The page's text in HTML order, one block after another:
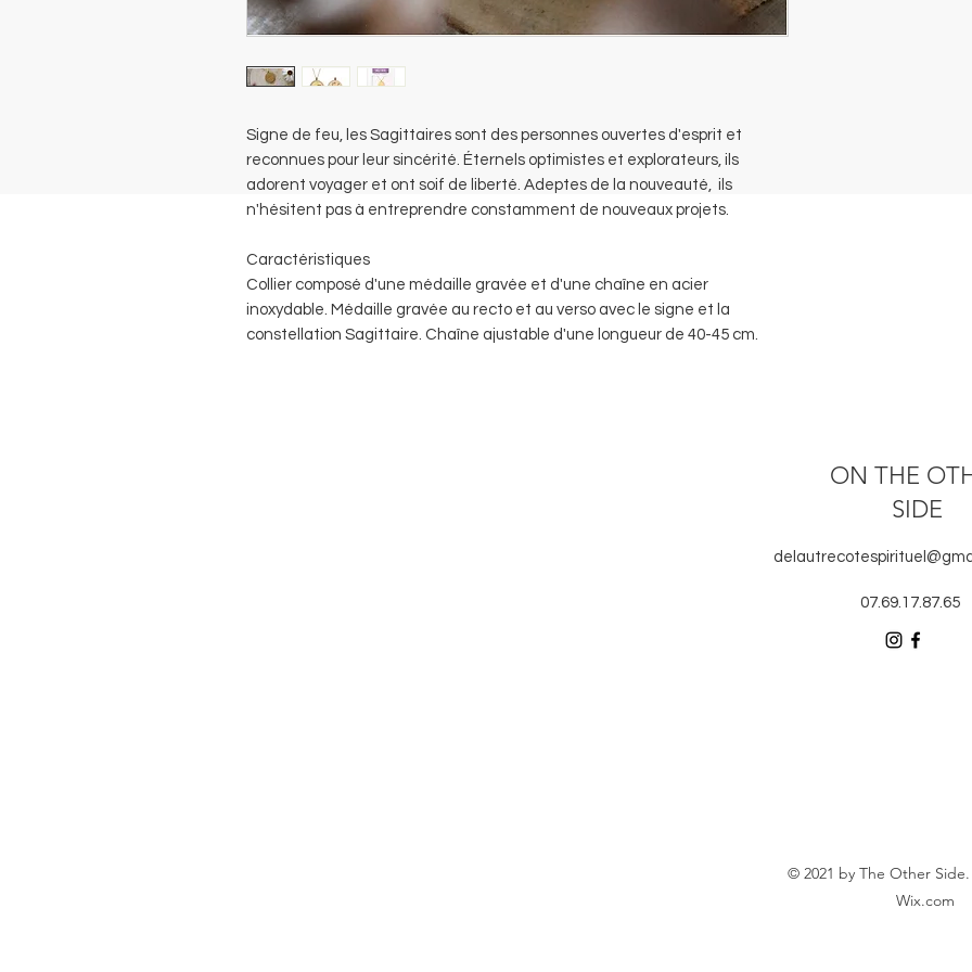
Signe de feu, les Sagittaires sont des personnes ouvertes d'esprit et
reconnues pour leur sincérité. Éternels optimistes et explorateurs, ils
adorent voyager et ont soif de liberté. Adeptes de la nouveauté, ils
n'hésitent pas à entreprendre constamment de nouveaux projets.
Caractéristiques
Collier composé d'une médaille gravée et d'une chaîne en acier
inoxydable. Médaille gravée au recto et au verso avec le signe et la
constellation Sagittaire. Chaîne ajustable d'une longueur de 40-45 cm.
ON THE
SIDE
07.69.17.87.65
© 2021 by The Other
Wix.com